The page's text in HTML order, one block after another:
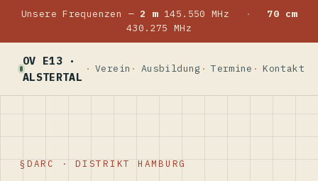
Unsere Frequenzen — 2 m145.550 MHz ·
70 cm
430.275 MHz
OV E13 ·
ALSTERTAL
Verein Ausbildung Termine Kontakt
DARC · DISTRIKT HAMBURG